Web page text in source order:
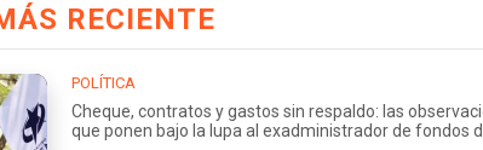
RECIENTE
POLÍTICA
Cheque, contratos y gastos sin respaldo: las
que ponen bajo la lupa al exadministrador de fondos